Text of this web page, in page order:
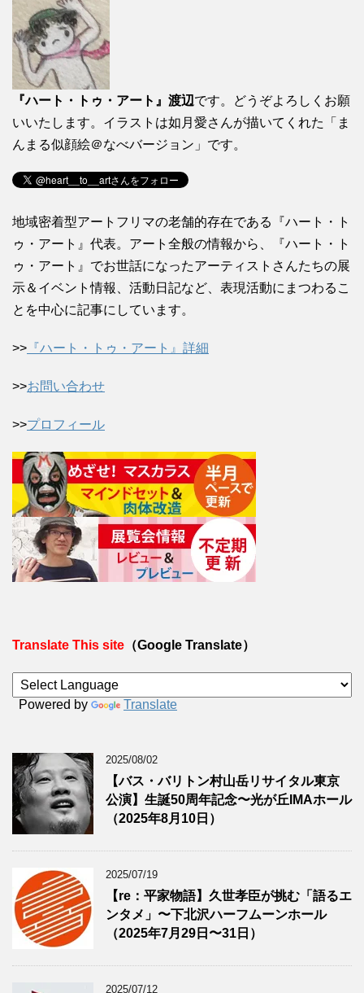
『ハート・トゥ・アート』渡辺です。どうぞよろしくお願
いいたします。イラストは如月愛さんが描いてくれた「ま
んまる似顔絵＠なべバージョン」です。
地域密着型アートフリマの老舗的存在である『ハート・ト
ゥ・アート』代表。アート全般の情報から、『ハート・ト
ゥ・アート』でお世話になったアーティストさんたちの展
示＆イベント情報、活動日記など、表現活動にまつわるこ
とを中心に記事にしています。
>> 『ハート・トゥ・アート』詳細
>>お問い合わせ
>>プロフィール
Translate This site （Google Translate）
Powered by Translate
2025/08/02
【バス・バリトン村山岳リサイタル東京
公演】生誕50周年記念〜光が丘IMAホール
（2025年8月10日）
2025/07/19
【re：平家物語】久世孝臣が挑む「語るエ
ンタメ」〜下北沢ハーフムーンホール
（2025年7月29日〜31日）
2025/07/12